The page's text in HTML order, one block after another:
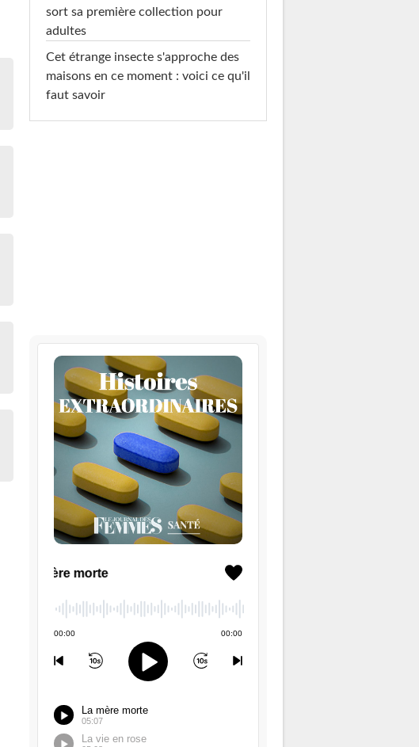
sort sa première collection pour
adultes
Cet étrange insecte s'approche des
maisons en ce moment : voici ce qu'il
faut savoir